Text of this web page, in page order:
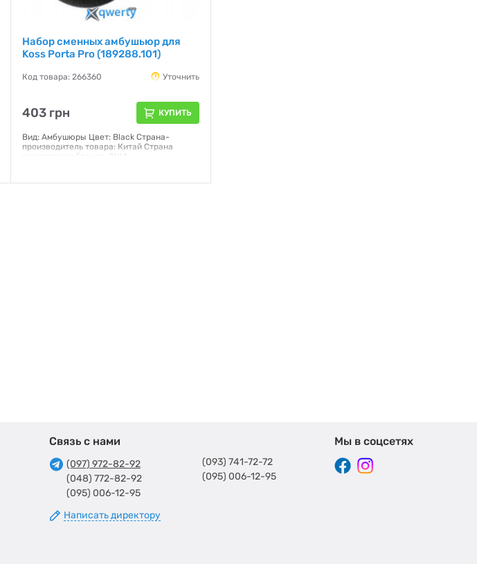
Набор сменных амбушьюр для
Koss Porta Pro (189288.101)
Код товара: 266360 Уточнить
403 грн КУПИТЬ
Вид: Амбушюры Цвет: Black Страна-
производитель товара: Китай Страна
регистрации бренда: США
Связь с нами
(097) 972-82-92
(048) 772-82-92
(095) 006-12-95
Написать директору
(093) 741-72-72
(095) 006-12-95
Мы в соцсетях